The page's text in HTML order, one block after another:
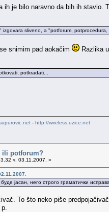
ih je bilo naravno da bih ih stavio.
sliveno, a "potforum, potprocedura,
snimim pad aokačim Razlika
potkradati...
- http://wireless.uzice.net
ili potforum?
ч. 03.11.2007. »
јасан, него строго граматички
To što neko piše